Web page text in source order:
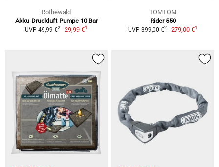
Rothewald
Akku-Druckluft-Pumpe 10 Bar
UVP 49,99 €2 29,99 €1
TOMTOM
Rider 550
UVP 399,00 €2 279,00 €1